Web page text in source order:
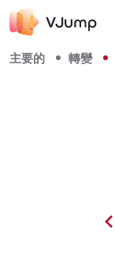
主要的 轉變